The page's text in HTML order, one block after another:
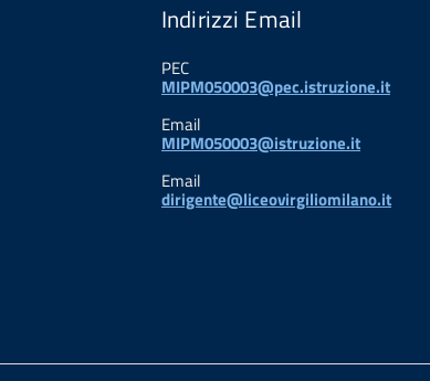
Indirizzi Email
PEC
MIPM050003@pec.istruzione.it
Email
MIPM050003@istruzione.it
Email
dirigente@liceovirgiliomilano.it